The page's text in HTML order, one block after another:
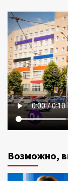
Возможно,